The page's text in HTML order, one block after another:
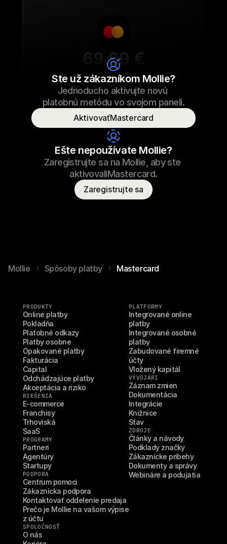
69,99 €
Šnúrky na tenisky
Šnúrky na tenisky
23.09.2022 17:29 69,99 €
Zaplatené
Ste už zákazníkom Mollie?
Jednoducho aktivujte novú
platobnú metódu vo svojom paneli.
AktivovaťMastercard
Ešte nepoužívate Mollie?
Zaregistrujte sa na Mollie, aby ste
aktivovaliMastercard.
Zaregistrujte sa
Mollie Spôsoby platby Mastercard
PRODUKTY
Online platby
Pokladňa
Platobné odkazy
Platby osobne
Opakované platby
Fakturácia
Capital
Odchádzajúce platby
Akceptácia a riziko
RIEŠENIA
E-commerce
Franchisy
Trhoviská
SaaS
PROGRAMY
Partneri
Agentúry
Startupy
PODPORA
Centrum pomoci
Zákaznícka podpora
Kontaktovať oddelenie predaja
Prečo je Mollie na vašom výpise
z účtu
SPOLOČNOSŤ
O nás
PLATFORMY
Integrované online
platby
Integrované osobné
platby
Zabudované firemné
účty
Vložený kapitál
VÝVOJÁRI
Záznam zmien
Dokumentácia
Integrácie
Knižnice
Stav
ZDROJE
Články a návody
Podklady značky
Zákaznícke príbehy
Dokumenty a správy
Webináre a podujatia